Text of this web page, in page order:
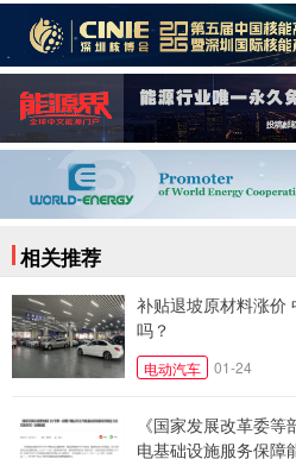
相关推荐
补贴退坡原材料涨价
吗？
电动汽车 01-24
《国家发展改革委
电基础设施服务保障